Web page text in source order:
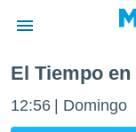
de
El Tiempo
12:56 Domingo